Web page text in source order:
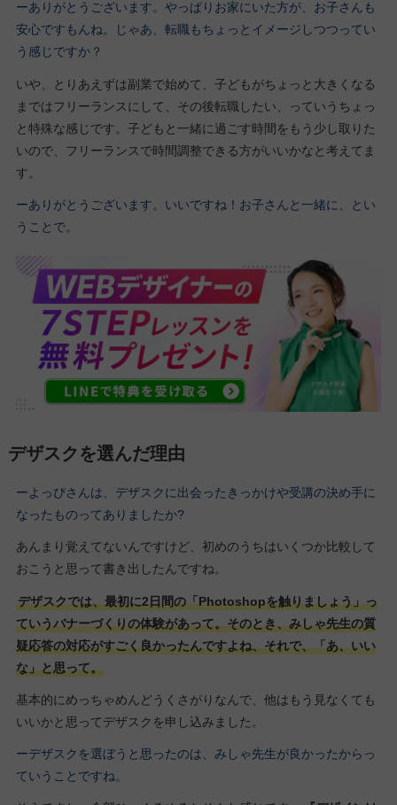
ーありがとうございます。やっぱりお家にいた方が、お子さんも
安心ですもんね。じゃあ、転職もちょっとイメージしつつってい
う感じですか？
いや、とりあえずは副業で始めて、子どもがちょっと大きくなる
まではフリーランスにして、その後転職したい、っていうちょっ
と特殊な感じです。子どもと一緒に過ごす時間をもう少し取りた
いので、フリーランスで時間調整できる方がいいかなと考えてま
す。
ーありがとうございます。いいですね！お子さんと一緒に、とい
うことで。
デザスクを選んだ理由
ーよっぴさんは、デザスクに出会ったきっかけや受講の決め手に
なったものってありましたか?
あんまり覚えてないんですけど、初めのうちはいくつか比較して
おこうと思って書き出したんですね。
デザスクでは、最初に2日間の「Photoshopを触りましょう」っ
ていうバナーづくりの体験があって。そのとき、みしゃ先生の質
疑応答の対応がすごく良かったんですよね、それで、「あ、いい
な」と思って。
基本的にめっちゃめんどうくさがりなんで、他はもう見なくても
いいかと思ってデザスクを申し込みました。
ーデザスクを選ぼうと思ったのは、みしゃ先生が良かったからっ
ていうことですね。